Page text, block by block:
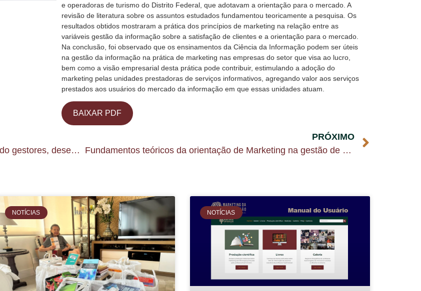
e operadoras de turismo do Distrito Federal, que adotavam a orientação para o mercado. A
revisão de literatura sobre os assuntos estudados fundamentou teoricamente a pesquisa. Os
resultados obtidos mostraram a prática dos princípios de marketing na relação entre as
variáveis gestão da informação sobre a satisfação de clientes e a orientação para o mercado.
Na conclusão, foi observado que os ensinamentos da Ciência da Informação podem ser úteis
na gestão da informação na prática de marketing nas empresas do setor que visa ao lucro,
bem como a visão empresarial desta prática pode contribuir, estimulando a adoção do
marketing pelas unidades prestadoras de serviços informativos, agregando valor aos serviços
prestados aos usuários do mercado da informação em que essas unidades atuam.
BAIXAR PDF
Avaliação de usabilidade de websites integrando gestores, desenvolvedores e usuários
PRÓXIMO
Fundamentos teóricos da orientação de Marketing na gestão de serviços informativos
NOTÍCIAS NOTÍCIAS